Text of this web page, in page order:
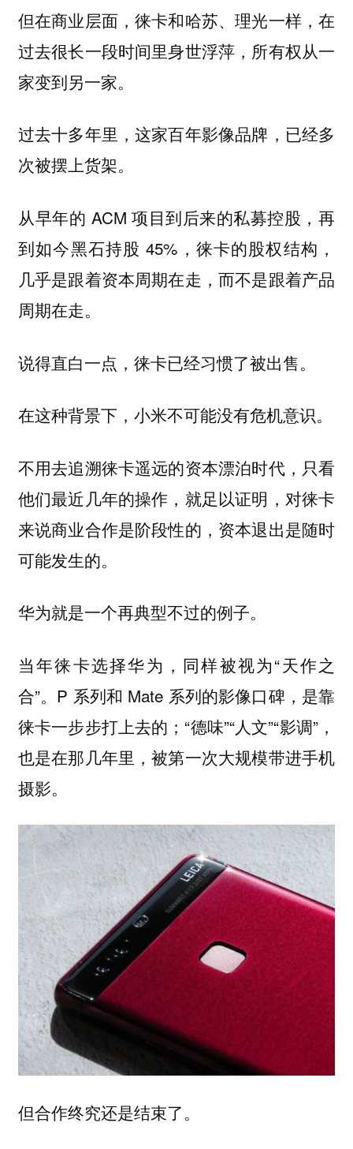
但在商业层面，徕卡和哈苏、理光一样，在
过去很长一段时间里身世浮萍，所有权从一
家变到另一家。
过去十多年里，这家百年影像品牌，已经多
次被摆上货架。
从早年的 ACM 项目到后来的私募控股，再
到如今黑石持股 45%，徕卡的股权结构，
几乎是跟着资本周期在走，而不是跟着产品
周期在走。
说得直白一点，徕卡已经习惯了被出售。
在这种背景下，小米不可能没有危机意识。
不用去追溯徕卡遥远的资本漂泊时代，只看
他们最近几年的操作，就足以证明，对徕卡
来说商业合作是阶段性的，资本退出是随时
可能发生的。
华为就是一个再典型不过的例子。
当年徕卡选择华为，同样被视为“天作之
合”。P 系列和 Mate 系列的影像口碑，是靠
徕卡一步步打上去的；“德味”“人文”“影调”，
也是在那几年里，被第一次大规模带进手机
摄影。
但合作终究还是结束了。